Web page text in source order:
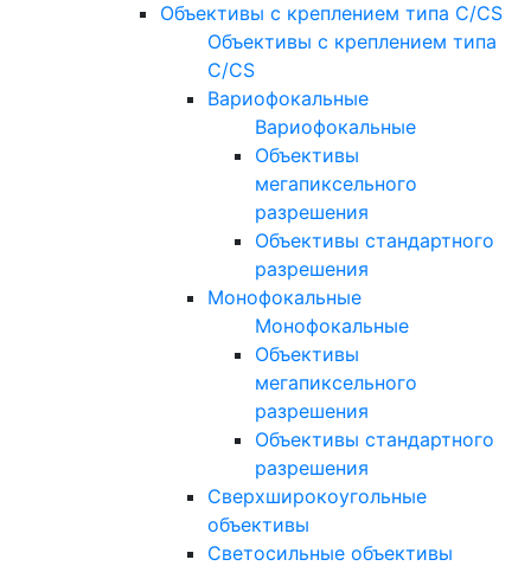
Объективы с креплением типа C/CS
Объективы с креплением типа
C/CS
Вариофокальные
Вариофокальные
Объективы
мегапиксельного
разрешения
Объективы стандартного
разрешения
Монофокальные
Монофокальные
Объективы
мегапиксельного
разрешения
Объективы стандартного
разрешения
Сверхширокоугольные
объективы
Светосильные объективы